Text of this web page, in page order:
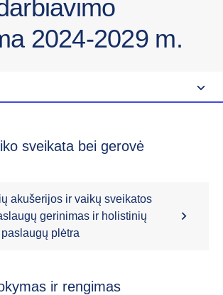
2024-2029 m.
sveikata bei gerovė
akušerijos ir vaikų sveikatos
gerinimas ir holistinių
plėtra
ir rengimas